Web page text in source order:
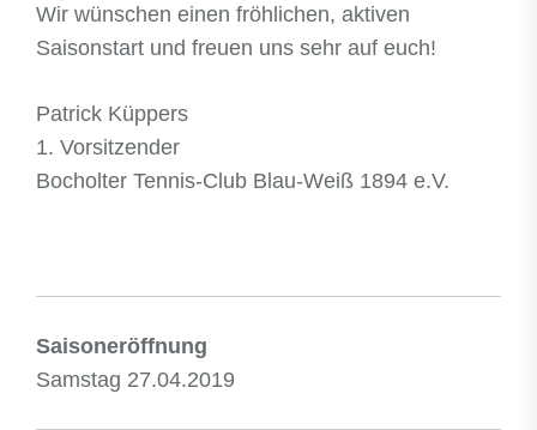
Wir wünschen einen fröhlichen, aktiven
Saisonstart und freuen uns sehr auf euch!
Patrick Küppers
1. Vorsitzender
Bocholter Tennis-Club Blau-Weiß 1894 e.V.
Saisoneröffnung
Samstag 27.04.2019